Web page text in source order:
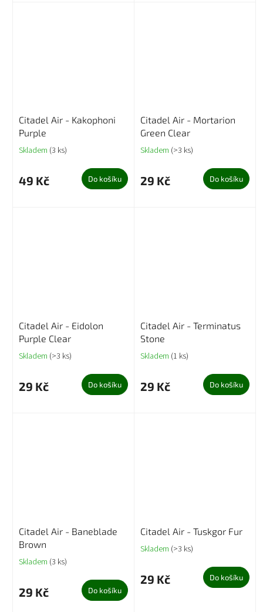
Citadel Air - Kakophoni
Purple
Skladem (3 ks)
49 Kč Do košíku
Citadel Air - Mortarion
Green Clear
Skladem (>3 ks)
29 Kč Do košíku
Citadel Air - Eidolon
Purple Clear
Skladem (>3 ks)
29 Kč Do košíku
Citadel Air - Terminatus
Stone
Skladem (1 ks)
29 Kč Do košíku
Citadel Air - Baneblade
Brown
Skladem (3 ks)
29 Kč Do košíku
Citadel Air - Tuskgor Fur
Skladem (>3 ks)
29 Kč Do košíku